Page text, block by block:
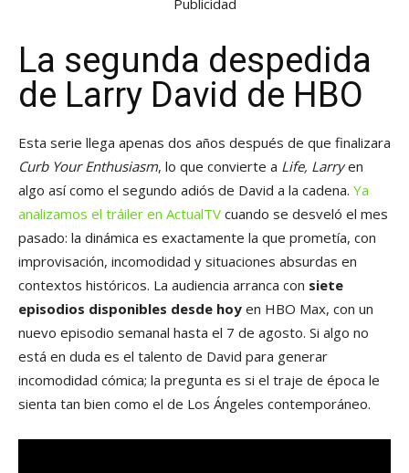
La segunda despedida
de Larry David de HBO
Esta serie llega apenas dos años después de que finalizara
Curb Your Enthusiasm, lo que convierte a Life, Larryen
algo así como el segundo adiós de David a la cadena. Ya
analizamos el tráiler en ActualTV cuando se desveló el mes
pasado: la dinámica es exactamente la que prometía, con
improvisación, incomodidad y situaciones absurdas en
contextos históricos. La audiencia arranca con siete
episodios disponibles desde hoy en HBO Max, con un
nuevo episodio semanal hasta el 7 de agosto. Si algo no
está en duda es el talento de David para generar
incomodidad cómica; la pregunta es si el traje de época le
sienta tan bien como el de Los Ángeles contemporáneo.